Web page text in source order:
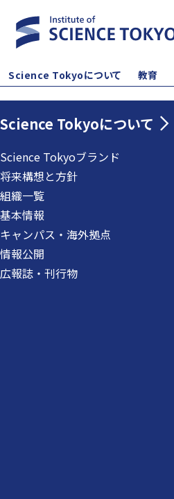
Science Tokyoについて 教育
Science Tokyoについて
Science Tokyoブランド
将来構想と方針
組織一覧
基本情報
キャンパス・海外拠点
情報公開
広報誌・刊行物